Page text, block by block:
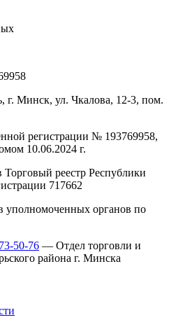
г. Минск, ул. Чкалова, 12-3, пом.
регистрации № 193769958,
10.06.2024 г.
реестр Республики
717662
уполномоченных органов по
50-76 — Отдел торговли и
района г. Минска